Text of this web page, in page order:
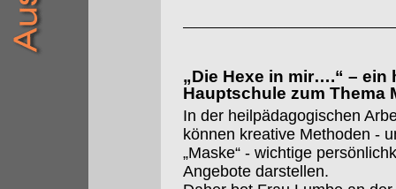
„Die Hexe in mir….“ –
Hauptschule zum Thema
In der heilpädagogischen
können kreative Methoden -
„Maske“ - wichtige
Angebote darstellen.